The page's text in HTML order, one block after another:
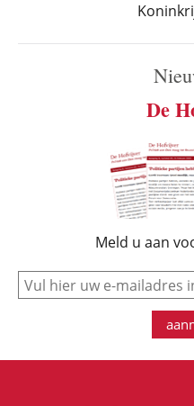
De
Meld u aan